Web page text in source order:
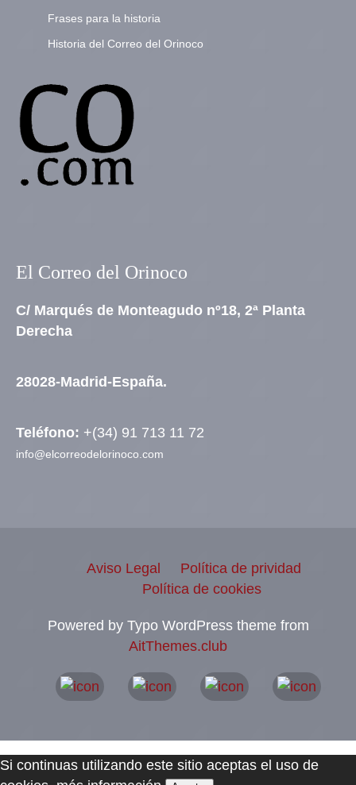
Frases para la historia
Historia del Correo del Orinoco
El Correo del Orinoco
C/ Marqués de Monteagudo nº18, 2ª Planta
Derecha
28028-Madrid-España.
Teléfono: +(34) 91 713 11 72
info@elcorreodelorinoco.com
Aviso Legal
Política de prividad
Política de cookies
Powered by Typo WordPress theme from
AitThemes.club
Si continuas utilizando este sitio aceptas el uso de